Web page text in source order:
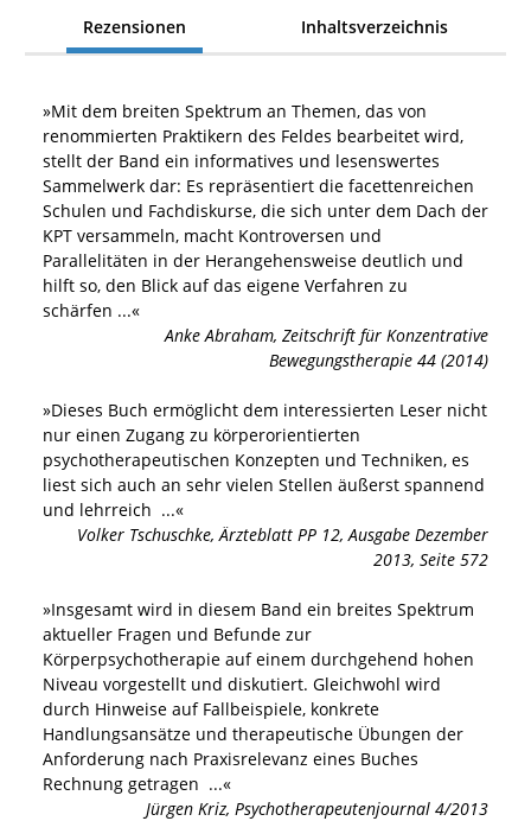
Rezensionen Inhaltsverzeichnis
»Mit dem breiten Spektrum an Themen, das von
renommierten Praktikern des Feldes bearbeitet wird,
stellt der Band ein informatives und lesenswertes
Sammelwerk dar: Es repräsentiert die facettenreichen
Schulen und Fachdiskurse, die sich unter dem Dach der
KPT versammeln, macht Kontroversen und
Parallelitäten in der Herangehensweise deutlich und
hilft so, den Blick auf das eigene Verfahren zu
schärfen ...«
Anke Abraham, Zeitschrift für Konzentrative
Bewegungstherapie 44 (2014)
»Dieses Buch ermöglicht dem interessierten Leser nicht
nur einen Zugang zu körperorientierten
psychotherapeutischen Konzepten und Techniken, es
liest sich auch an sehr vielen Stellen äußerst spannend
und lehrreich ...«
Volker Tschuschke, Ärzteblatt PP 12, Ausgabe Dezember
2013, Seite 572
»Insgesamt wird in diesem Band ein breites Spektrum
aktueller Fragen und Befunde zur
Körperpsychotherapie auf einem durchgehend hohen
Niveau vorgestellt und diskutiert. Gleichwohl wird
durch Hinweise auf Fallbeispiele, konkrete
Handlungsansätze und therapeutische Übungen der
Anforderung nach Praxisrelevanz eines Buches
Rechnung getragen ...«
Jürgen Kriz, Psychotherapeutenjournal 4/2013